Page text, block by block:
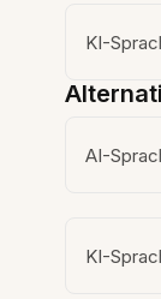
KI-
AI-
KI-